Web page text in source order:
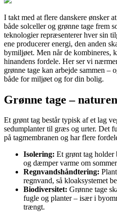
I takt med at flere danskere ønsker
både solceller og grønne tage frem
teknologier repræsenterer hver sin
ene producerer energi, den anden
bymiljøet. Men når de kombineres,
hinandens fordele. Her ser vi
grønne tage kan arbejde sammen –
både for miljøet og for din bolig.
Grønne tage –
Et grønt tag består typisk af et lag
sedumplanter til græs og urter. Det
på tagmembranen og har flere
Isolering: Et grønt tag holder
og dæmper varme om
Regnvandshåndtering:
regnvand, så kloaksystemet
Biodiversitet: Grønne tage
fugle og planter – især i
trængt.